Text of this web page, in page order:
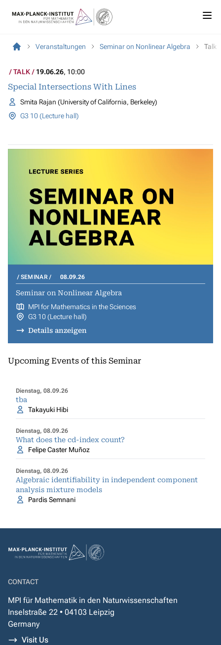
Veranstaltungen Seminar on Nonlinear Algebra Talk
TALK 19.06.26, 10:00
Special Intersections With Lines
Smita Rajan (University of California, Berkeley)
G3 10 (Lecture hall)
SEMINAR 08.09.26
Seminar on Nonlinear Algebra
MPI for Mathematics in the Sciences
G3 10 (Lecture hall)
Details anzeigen
Upcoming Events of this Seminar
Dienstag, 08.09.26
tba
Takayuki Hibi
Dienstag, 08.09.26
What does the cd-index count?
Felipe Caster Muñoz
Dienstag, 08.09.26
Algebraic identifiability in independent component
analysis mixture models
Pardis Semnani
CONTACT
MPI für Mathematik in den Naturwissenschaften
Inselstraße 22 • 04103 Leipzig
Germany
Visit Us